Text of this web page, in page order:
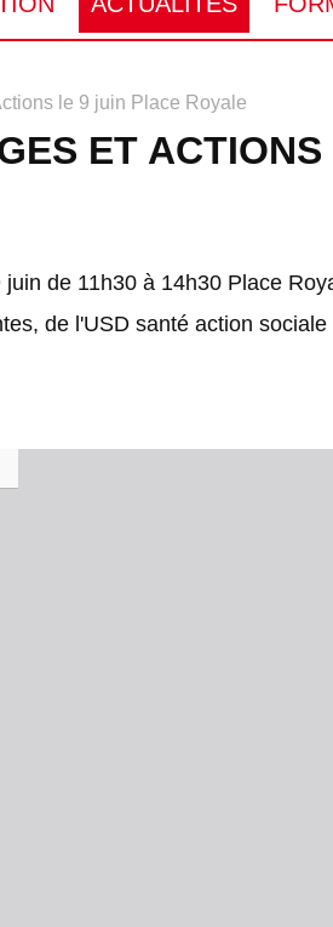
le 9 juin Place Royale
ET
de 11h30 à 14h30 Place
de l'USD santé action